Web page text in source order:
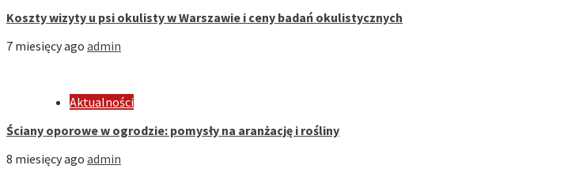
Koszty wizyty u psi okulisty w Warszawie i ceny badań okulistycznych
7 miesięcy ago admin
Aktualności
Ściany oporowe w ogrodzie: pomysły na aranżację i rośliny
8 miesięcy ago admin